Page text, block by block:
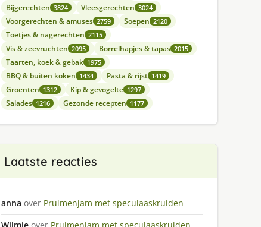
Bijgerechten 3824 Vleesgerechten 3024
Voorgerechten & amuses 2759 Soepen 2120
Toetjes & nagerechten 2115
Vis & zeevruchten 2095 Borrelhapjes & tapas 2015
Taarten, koek & gebak 1975
BBQ & buiten koken 1434 Pasta & rijst 1419
Groenten 1312 Kip & gevogelte 1297
Salades 1216 Gezonde recepten 1177
Laatste reacties
anna over Pruimenjam met speculaaskruiden